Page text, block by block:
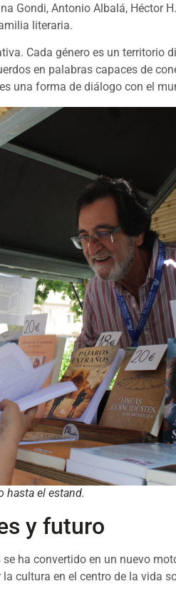
Gondi, Antonio Albalá, Héctor
literaria.
Cada género es un territorio
en palabras capaces de
una forma de diálogo con el
hasta el estand.
y futuro
ha convertido en un nuevo
cultura en el centro de la vida